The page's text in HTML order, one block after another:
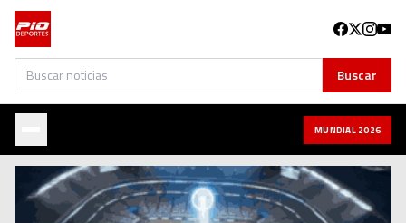
Buscar Buscar
MUNDIAL 2026